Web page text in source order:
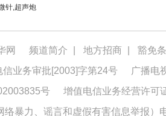
针,超声炮
网 频道简介 地方招商 豁免
信业务审批[2003]字第24号
广播电
号
增值电信业务经营许可
暴力、谣言和虚假有害信息举报）